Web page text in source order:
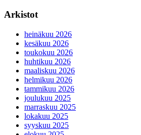
Arkistot
heinäkuu 2026
kesäkuu 2026
toukokuu 2026
huhtikuu 2026
maaliskuu 2026
helmikuu 2026
tammikuu 2026
joulukuu 2025
marraskuu 2025
lokakuu 2025
syyskuu 2025